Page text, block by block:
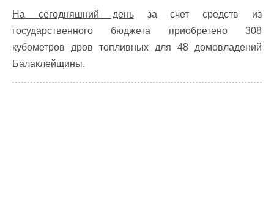
На сегодняшний деньза счет средств из
государственного бюджета приобретено 308
кубометров дров топливных для 48 домовладений
Балаклейщины.